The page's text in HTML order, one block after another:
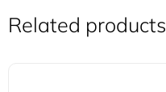
Related products